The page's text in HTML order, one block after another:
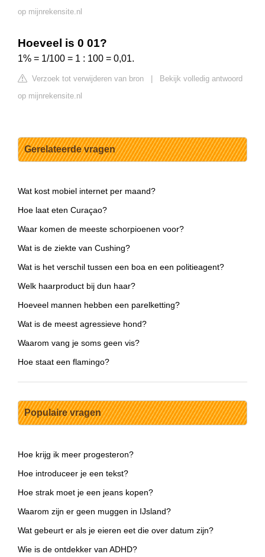
op mijnrekensite.nl
Hoeveel is 0 01?
1% = 1/100 = 1 : 100 = 0,01.
Verzoek tot verwijderen van bron
Bekijk volledig antwoord
op mijnrekensite.nl
Gerelateerde vragen
Wat kost mobiel internet per maand?
Hoe laat eten Curaçao?
Waar komen de meeste schorpioenen voor?
Wat is de ziekte van Cushing?
Wat is het verschil tussen een boa en een politieagent?
Welk haarproduct bij dun haar?
Hoeveel mannen hebben een parelketting?
Wat is de meest agressieve hond?
Waarom vang je soms geen vis?
Hoe staat een flamingo?
Populaire vragen
Hoe krijg ik meer progesteron?
Hoe introduceer je een tekst?
Hoe strak moet je een jeans kopen?
Waarom zijn er geen muggen in IJsland?
Wat gebeurt er als je eieren eet die over datum zijn?
Wie is de ontdekker van ADHD?